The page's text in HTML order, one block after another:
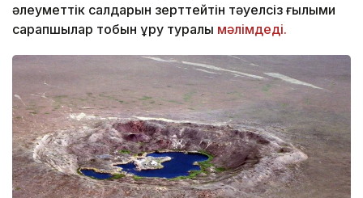
әлеуметтік салдарын зерттейтін тәуелсіз ғылыми
сарапшылар тобын құру туралы мәлімдеді.